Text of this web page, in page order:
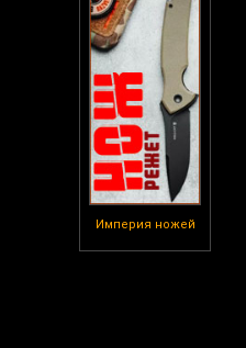
Империя ножей